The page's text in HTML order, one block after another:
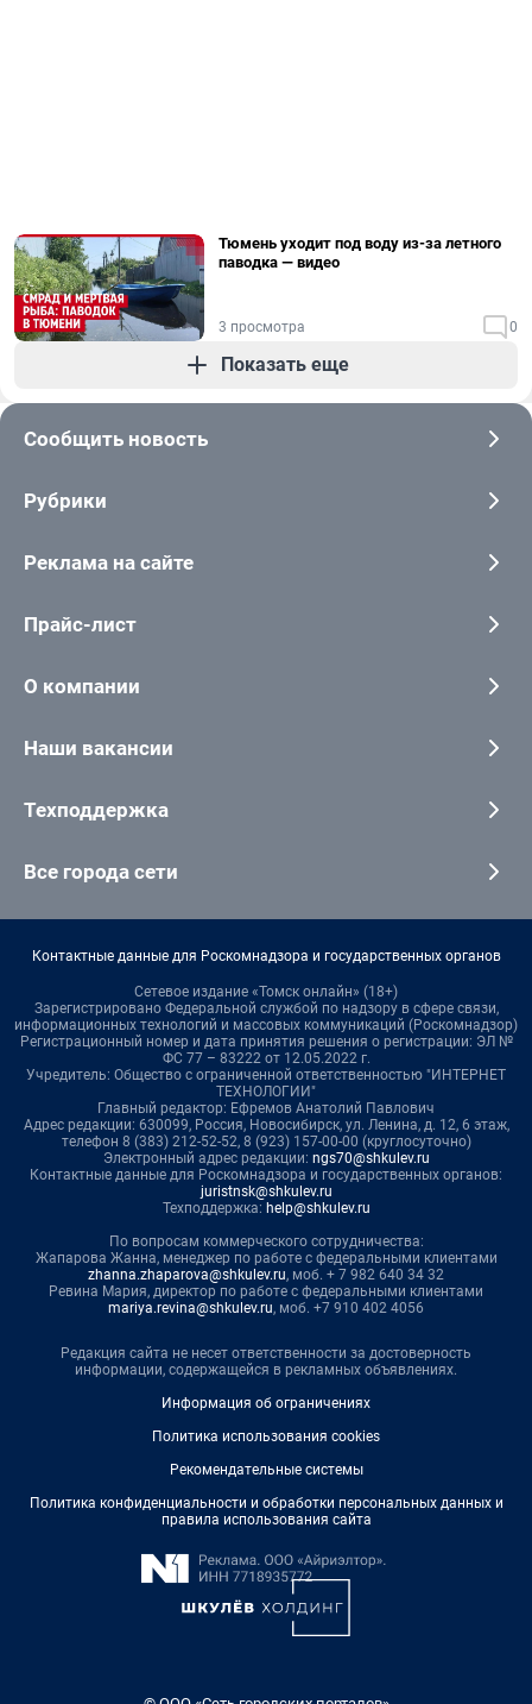
Тюмень уходит под воду из-за летного
паводка — видео
3 просмотра 0
Показать еще
Сообщить новость
Рубрики
Реклама на сайте
Прайс-лист
О компании
Наши вакансии
Техподдержка
Все города сети
Контактные данные для Роскомнадзора и государственных органов
Сетевое издание «Томск онлайн» (18+)
Зарегистрировано Федеральной службой по надзору в сфере связи,
информационных технологий и массовых коммуникаций (Роскомнадзор)
Регистрационный номер и дата принятия решения о регистрации: ЭЛ №
ФС 77 – 83222 от 12.05.2022 г.
Учредитель: Общество с ограниченной ответственностью "ИНТЕРНЕТ
ТЕХНОЛОГИИ"
Главный редактор: Ефремов Анатолий Павлович
Адрес редакции: 630099, Россия, Новосибирск, ул. Ленина, д. 12, 6 этаж,
телефон 8 (383) 212-52-52, 8 (923) 157-00-00 (круглосуточно)
Электронный адрес редакции: ngs70@shkulev.ru
Контактные данные для Роскомнадзора и государственных органов:
juristnsk@shkulev.ru
Техподдержка: help@shkulev.ru
По вопросам коммерческого сотрудничества:
Жапарова Жанна, менеджер по работе с федеральными клиентами
zhanna.zhaparova@shkulev.ru, моб. + 7 982 640 34 32
Ревина Мария, директор по работе с федеральными клиентами
mariya.revina@shkulev.ru, моб. +7 910 402 4056
Редакция сайта не несет ответственности за достоверность
информации, содержащейся в рекламных объявлениях.
Информация об ограничениях
Политика использования cookies
Рекомендательные системы
Политика конфиденциальности и обработки персональных данных и
правила использования сайта